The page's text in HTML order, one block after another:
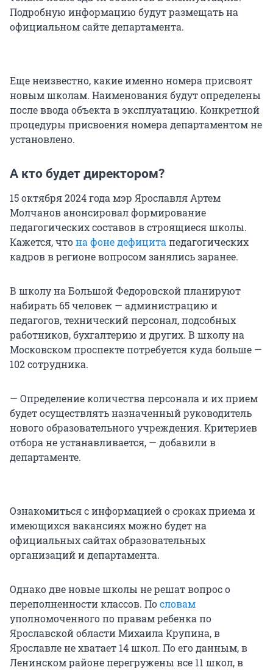
Подробную информацию будут размещать на
официальном сайте департамента.
Еще неизвестно, какие именно номера присвоят
новым школам. Наименования будут определены
после ввода объекта в эксплуатацию. Конкретной
процедуры присвоения номера департаментом не
установлено.
А кто будет директором?
15 октября 2024 года мэр Ярославля Артем
Молчанов анонсировал формирование
педагогических составов в строящиеся школы.
Кажется, чтона фоне дефицитапедагогических
кадров в регионе вопросом занялись заранее.
В школу на Большой Федоровской планируют
набирать 65 человек — администрацию и
педагогов, технический персонал, подсобных
работников, бухгалтерию и других. В школу на
Московском проспекте потребуется куда больше —
102 сотрудника.
— Определение количества персонала и их прием
будет осуществлять назначенный руководитель
нового образовательного учреждения. Критериев
отбора не устанавливается, — добавили в
департаменте.
Ознакомиться с информацией о сроках приема и
имеющихся вакансиях можно будет на
официальных сайтах образовательных
организаций и департамента.
Однако две новые школы не решат вопрос о
переполненности классов. Пословам
уполномоченного по правам ребенка по
Ярославской области Михаила Крупина, в
Ярославле не хватает 14 школ. По его данным, в
Ленинском районе перегружены все 11 школ, в